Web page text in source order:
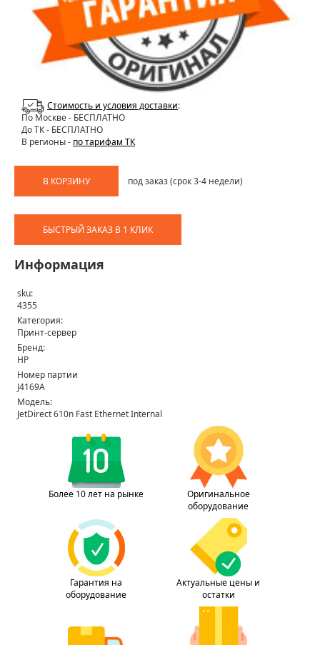
Стоимость и условия доставки:
По Москве- БЕСПЛАТНО
До ТК - БЕСПЛАТНО
В регионы - по тарифам ТК
В КОРЗИНУ под заказ (срок 3-4 недели)
БЫСТРЫЙ ЗАКАЗ В 1 КЛИК
Информация
sku:
4355
Категория:
Принт-сервер
Бренд:
HP
Номер партии
J4169A
Модель:
JetDirect 610n Fast Ethernet Internal
Более 10 лет на рынке
Оригинальное
оборудование
Гарантия на
оборудование
Актуальные цены и
остатки